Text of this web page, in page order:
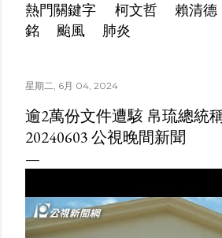
熱門關鍵字 柯文哲 賴清德
銘
颱風 肺炎
星期二, 6月 04, 2024
逾2萬份文件遭駭 帛琉總統
20240603 公視晚間新聞